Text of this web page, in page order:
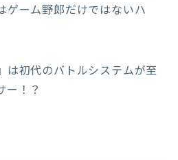
ゲーム野郎だけではないハ
は初代のバトルシステムが至
ー！？